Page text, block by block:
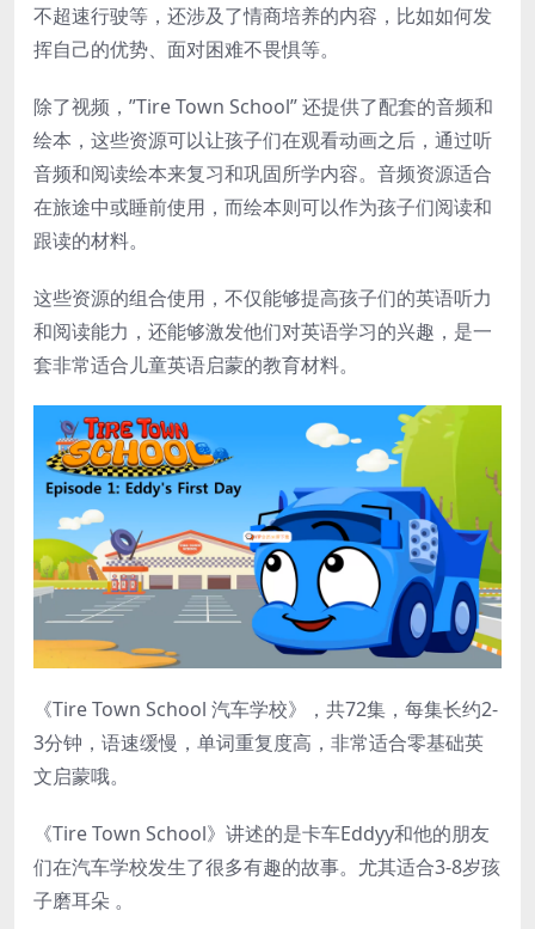
不超速行驶等，还涉及了情商培养的内容，比如如何发
挥自己的优势、面对困难不畏惧等。
除了视频，”Tire Town School” 还提供了配套的音频和
绘本，这些资源可以让孩子们在观看动画之后，通过听
音频和阅读绘本来复习和巩固所学内容。音频资源适合
在旅途中或睡前使用，而绘本则可以作为孩子们阅读和
跟读的材料。
这些资源的组合使用，不仅能够提高孩子们的英语听力
和阅读能力，还能够激发他们对英语学习的兴趣，是一
套非常适合儿童英语启蒙的教育材料。
《Tire Town School 汽车学校》，共72集，每集长约2-
3分钟，语速缓慢，单词重复度高，非常适合零基础英
文启蒙哦。
《Tire Town School》讲述的是卡车Eddyy和他的朋友
们在汽车学校发生了很多有趣的故事。尤其适合3-8岁孩
子磨耳朵 。